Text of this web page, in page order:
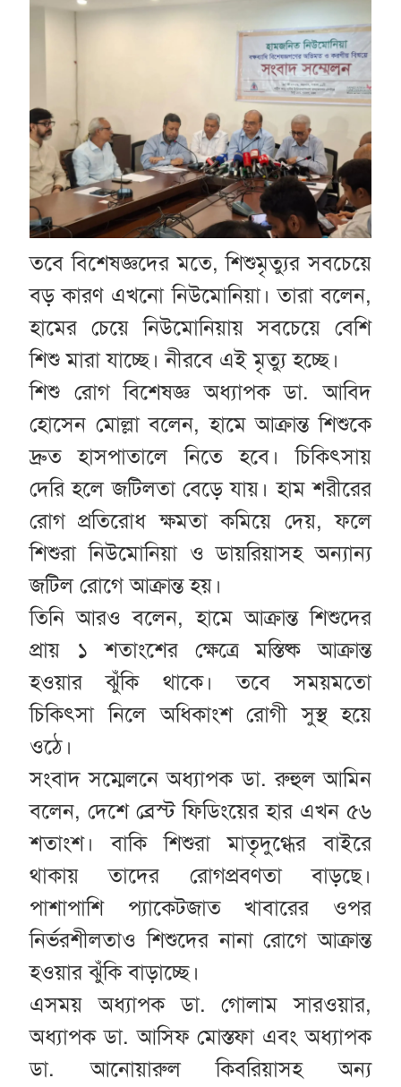
তবে বিশেষজ্ঞদের মতে, শিশুমৃত্যুর সবচেয়ে
বড় কারণ এখনো নিউমোনিয়া। তারা বলেন,
হামের চেয়ে নিউমোনিয়ায় সবচেয়ে বেশি
শিশু মারা যাচ্ছে। নীরবে এই মৃত্যু হচ্ছে।
শিশু রোগ বিশেষজ্ঞ অধ্যাপক ডা. আবিদ
হোসেন মোল্লা বলেন, হামে আক্রান্ত শিশুকে
দ্রুত হাসপাতালে নিতে হবে। চিকিৎসায়
দেরি হলে জটিলতা বেড়ে যায়। হাম শরীরের
রোগ প্রতিরোধ ক্ষমতা কমিয়ে দেয়, ফলে
শিশুরা নিউমোনিয়া ও ডায়রিয়াসহ অন্যান্য
জটিল রোগে আক্রান্ত হয়।
তিনি আরও বলেন, হামে আক্রান্ত শিশুদের
প্রায় ১ শতাংশের ক্ষেত্রে মস্তিষ্ক আক্রান্ত
হওয়ার ঝুঁকি থাকে। তবে সময়মতো
চিকিৎসা নিলে অধিকাংশ রোগী সুস্থ হয়ে
ওঠে।
সংবাদ সম্মেলনে অধ্যাপক ডা. রুহুল আমিন
বলেন, দেশে ব্রেস্ট ফিডিংয়ের হার এখন ৫৬
শতাংশ। বাকি শিশুরা মাতৃদুগ্ধের বাইরে
থাকায় তাদের রোগপ্রবণতা বাড়ছে।
পাশাপাশি প্যাকেটজাত খাবারের ওপর
নির্ভরশীলতাও শিশুদের নানা রোগে আক্রান্ত
হওয়ার ঝুঁকি বাড়াচ্ছে।
এসময় অধ্যাপক ডা. গোলাম সারওয়ার,
অধ্যাপক ডা. আসিফ মোস্তফা এবং অধ্যাপক
ডা. আনোয়ারুল কিবরিয়াসহ অন্য